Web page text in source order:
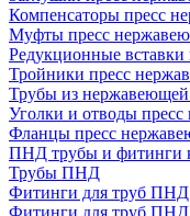
Компенсаторы пресс
Муфты пресс
Редукционные вставки
Тройники пресс
Трубы из нержавеющей
Уголки и отводы
Фланцы пресс
ПНД трубы и фитинги
Трубы ПНД
Фитинги для труб ПНД
Фитинги для труб ПНД